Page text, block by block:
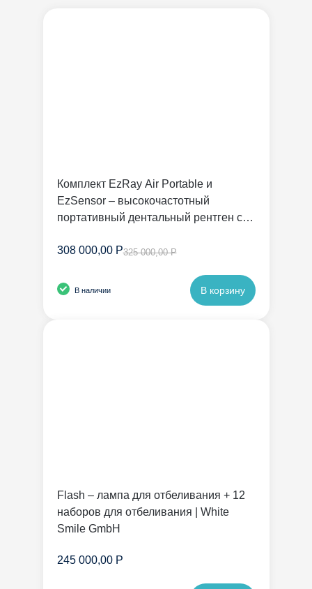
Комплект EzRay Air Portable и
EzSensor – высокочастотный
портативный дентальный рентген с
308 000,00 Р325 000,00 Р
В наличии В корзину
Flash – лампа для отбеливания + 12
наборов для отбеливания | White
Smile GmbH
245 000,00 Р